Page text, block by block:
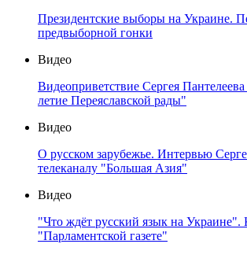
Президентские выборы на Украине.
предвыборной гонки
Видео
Видеоприветствие Сергея
летие Переяславской рады"
Видео
О русском зарубежье. Интервью
телеканалу "Большая Азия"
Видео
"Что ждёт русский язык на Украине".
"Парламентской газете"